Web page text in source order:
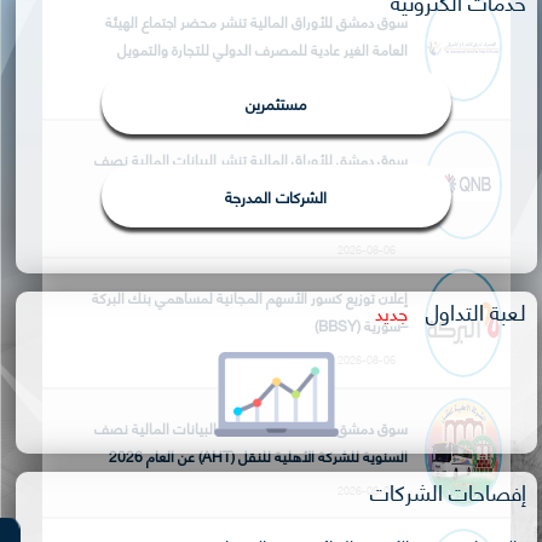
سوق دمشق للأوراق المالية تنشر محضر اجتماع الهيئة
العامة الغير عادية للمصرف الدولي للتجارة والتمويل
سوق دمشق للأوراق المالية تنشر البيانات المالية نصف
إعلان توزيع كسور الأسهم المجانية لمساهمي بنك البركة
–سورية (BBSY)
سوق دمشق للأوراق المالية تنشر البيانات المالية نصف
السنوية للشركة الأهلية للنقل (AHT) عن العام 2026
2026-08-03
مستثمرين
الشركات المدرجة
لعبة التداول جديد
إفصاحات الشركات